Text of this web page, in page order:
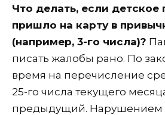
Что делать, если детское
пришло на карту в
(например, 3-го числа)?
писать жалобы рано. По
время на перечисление
25-го числа текущего
предыдущий. Нарушением